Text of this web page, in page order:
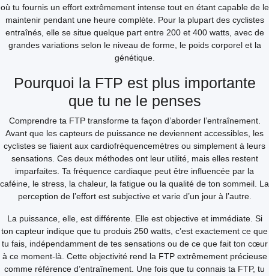
où tu fournis un effort extrêmement intense tout en étant capable de le
maintenir pendant une heure complète. Pour la plupart des cyclistes
entraînés, elle se situe quelque part entre 200 et 400 watts, avec de
grandes variations selon le niveau de forme, le poids corporel et la
génétique.
Pourquoi la FTP est plus importante
que tu ne le penses
Comprendre ta FTP transforme ta façon d’aborder l’entraînement.
Avant que les capteurs de puissance ne deviennent accessibles, les
cyclistes se fiaient aux cardiofréquencemètres ou simplement à leurs
sensations. Ces deux méthodes ont leur utilité, mais elles restent
imparfaites. Ta fréquence cardiaque peut être influencée par la
caféine, le stress, la chaleur, la fatigue ou la qualité de ton sommeil. La
perception de l’effort est subjective et varie d’un jour à l’autre.
La puissance, elle, est différente. Elle est objective et immédiate. Si
ton capteur indique que tu produis 250 watts, c’est exactement ce que
tu fais, indépendamment de tes sensations ou de ce que fait ton cœur
à ce moment-là. Cette objectivité rend la FTP extrêmement précieuse
comme référence d’entraînement. Une fois que tu connais ta FTP, tu